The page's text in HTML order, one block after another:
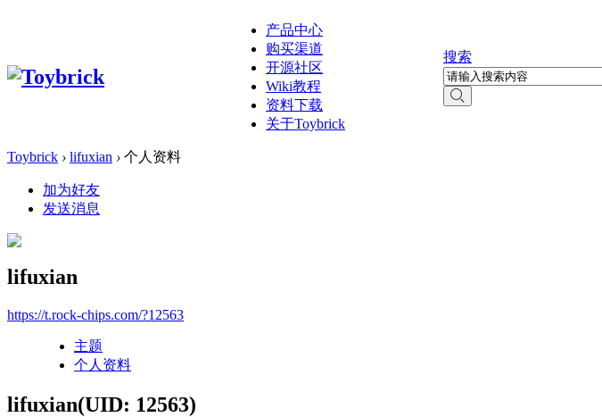
产品中心
购买渠道
开源社区
Wiki教程
资料下载
关于Toybrick
搜索
Toybrick › lifuxian › 个人资料
加为好友
发送消息
lifuxian
https://t.rock-chips.com/?12563
主题
个人资料
lifuxian(UID: 12563)